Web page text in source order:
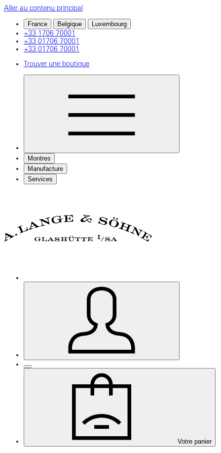
Aller au contenu principal
France Belgique Luxembourg
+33 1706 70001
+33 01706 70001
+33 01706 70001
Trouver une boutique
Montres
Manufacture
Services
Votre panier